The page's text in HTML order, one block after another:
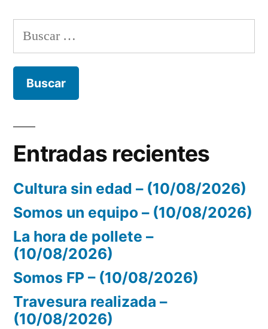
Buscar:
Entradas recientes
Cultura sin edad – (10/08/2026)
Somos un equipo – (10/08/2026)
La hora de pollete –
(10/08/2026)
Somos FP – (10/08/2026)
Travesura realizada –
(10/08/2026)